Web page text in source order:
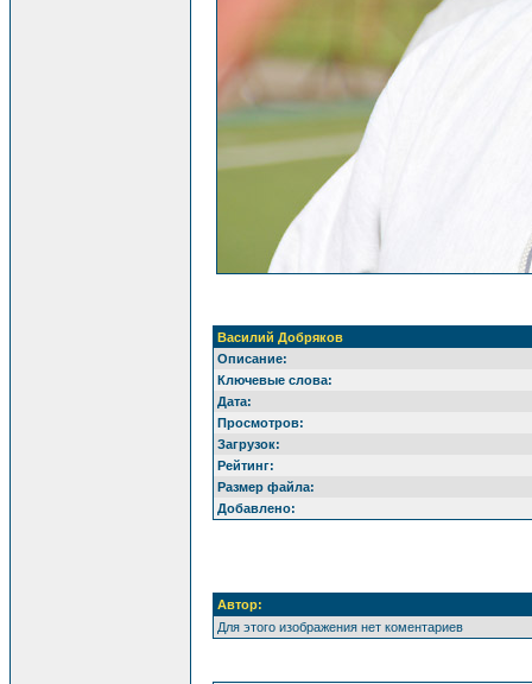
Василий Добряков
Описание:
Ключевые слова:
Дата:
Просмотров:
Загрузок:
Рейтинг:
Размер файла:
Добавлено:
Автор:
Для этого изображения нет коментариев